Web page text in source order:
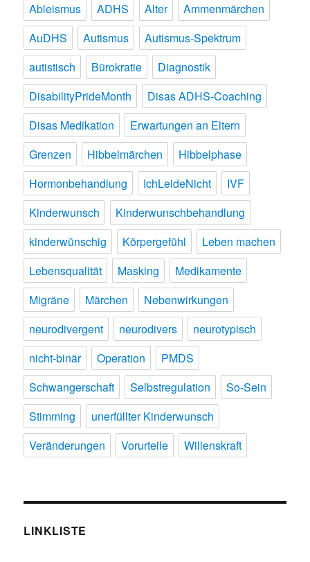
Ableismus ADHS Alter
Ammenmärchen
AuDHS
Autismus
Autismus-Spektrum
autistisch
Bürokratie
Diagnostik
DisabilityPrideMonth
Disas ADHS-Coaching
Disas Medikation
Erwartungen an Eltern
Grenzen
Hibbelmärchen
Hibbelphase
Hormonbehandlung
IchLeideNicht
IVF
Kinderwunsch
Kinderwunschbehandlung
kinderwünschig
Körpergefühl
Leben machen
Lebensqualität
Masking
Medikamente
Migräne
Märchen
Nebenwirkungen
neurodivergent
neurodivers
neurotypisch
nicht-binär
Operation
PMDS
Schwangerschaft
Selbstregulation
So-Sein
Stimming
unerfüllter Kinderwunsch
Veränderungen
Vorurteile Willenskraft
LINKLISTE